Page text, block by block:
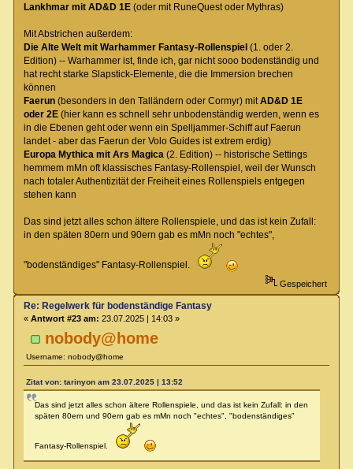
Lankhmar mit AD&D 1E (oder mit RuneQuest oder Mythras)
Mit Abstrichen außerdem:
Die Alte Welt mit Warhammer Fantasy-Rollenspiel (1. oder 2.
Edition) -- Warhammer ist, finde ich, gar nicht sooo bodenständig und
hat recht starke Slapstick-Elemente, die die Immersion brechen
können
Faerun (besonders in den Talländern oder Cormyr) mit AD&D 1E
oder 2E(hier kann es schnell sehr unbodenständig werden, wenn es
in die Ebenen geht oder wenn ein Spelljammer-Schiff auf Faerun
landet - aber das Faerun der Volo Guides ist extrem erdig)
Europa Mythica mit Ars Magica (2. Edition) -- historische Settings
hemmem mMn oft klassisches Fantasy-Rollenspiel, weil der Wunsch
nach totaler Authentizität der Freiheit eines Rollenspiels entgegen
stehen kann
Das sind jetzt alles schon ältere Rollenspiele, und das ist kein Zufall:
in den späten 80ern und 90ern gab es mMn noch "echtes",
"bodenständiges" Fantasy-Rollenspiel.
Gespeichert
nobody@home
Username: nobody@home
Re: Regelwerk für bodenständige Fantasy
« Antwort #23 am: 23.07.2025 | 14:03 »
Zitat von: tarinyon am 23.07.2025 | 13:52
Das sind jetzt alles schon ältere Rollenspiele, und das ist kein Zufall: in den
späten 80ern und 90ern gab es mMn noch "echtes", "bodenständiges"
Fantasy-Rollenspiel.